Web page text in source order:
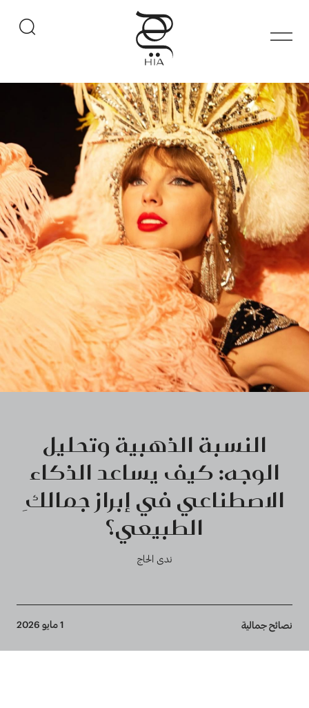
النسبة الذهبية وتحليل
الوجه: كيف يساعد الذكاء
الاصطناعي في إبراز جمالكِ
الطبيعي؟
ندى الحاج
Breadcrumb
نصائح جمالية 1 مايو 2026